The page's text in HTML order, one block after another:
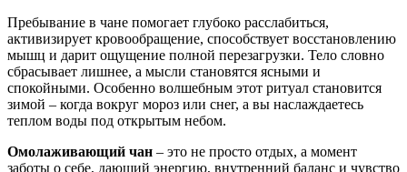
Пребывание в чане помогает глубоко расслабиться,
активизирует кровообращение, способствует восстановлению
мышц и дарит ощущение полной перезагрузки. Тело словно
сбрасывает лишнее, а мысли становятся ясными и
спокойными. Особенно волшебным этот ритуал становится
зимой – когда вокруг мороз или снег, а вы наслаждаетесь
теплом воды под открытым небом.
Омолаживающий чан – это не просто отдых, а момент
заботы о себе, дающий энергию, внутренний баланс и чувство